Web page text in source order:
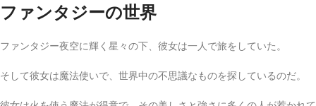
ファンタジーの世界
ファンタジー夜空に輝く星々の下、彼女は一人で旅をしていた。
そして彼女は魔法使いで、世界中の不思議なものを探しているのだ。